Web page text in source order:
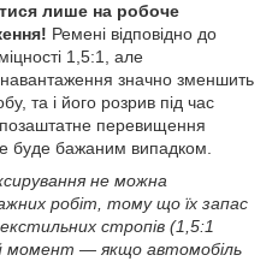
лише на робоче
Ремені відповідно до
1,5:1, але
значно зменшить
та і його розрив під час
перевищення
буде бажаним випадком.
не можна
робіт, тому що їх запас
стропів (1,5:1
момент — якщо автомобіль